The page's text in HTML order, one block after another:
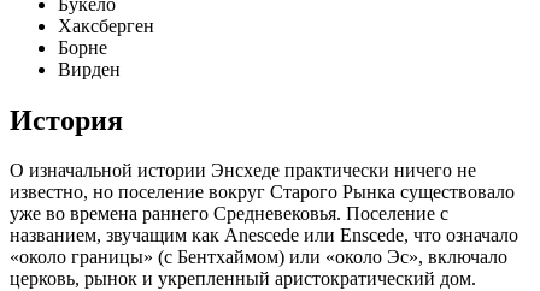
Хаксберген
Борне
Вирден
История
О изначальной истории Энсхеде практически ничего не
известно, но поселение вокруг Старого Рынка существовало
уже во времена раннего Средневековья. Поселение с
названием, звучащим как Anescede или Enscede, что означало
«около границы» (с Бентхаймом) или «около Эс», включало
церковь, рынок и укрепленный аристократический дом.